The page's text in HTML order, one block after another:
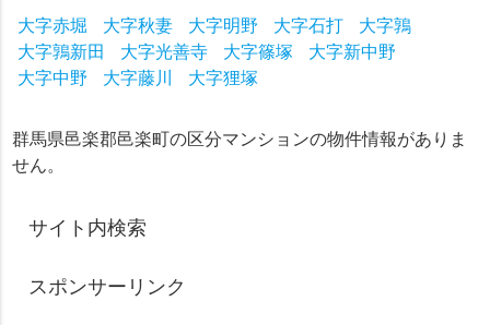
大字赤堀 大字秋妻 大字明野 大字石打
大字鶉
大字鶉新田
大字光善寺 大字篠塚
大字新中野
大字中野
大字藤川 大字狸塚
群馬県邑楽郡邑楽町の区分マンションの物件情報がありま
せん。
サイト内検索
スポンサーリンク